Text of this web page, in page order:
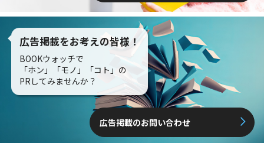
広告掲載をお考えの皆様！
BOOKウォッチで
「ホン」「モノ」「コト」の
PRしてみませんか？
広告掲載のお問い合わせ